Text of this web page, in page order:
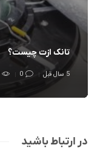
تانک ازت چیست؟
5 سال قبل 0
در ارتباط باشید